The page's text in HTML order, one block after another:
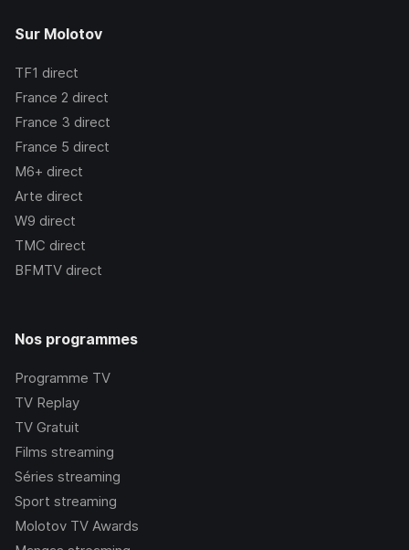
Sur Molotov
TF1 direct
France 2 direct
France 3 direct
France 5 direct
M6+ direct
Arte direct
W9 direct
TMC direct
BFMTV direct
Nos programmes
Programme TV
TV Replay
TV Gratuit
Films streaming
Séries streaming
Sport streaming
Molotov TV Awards